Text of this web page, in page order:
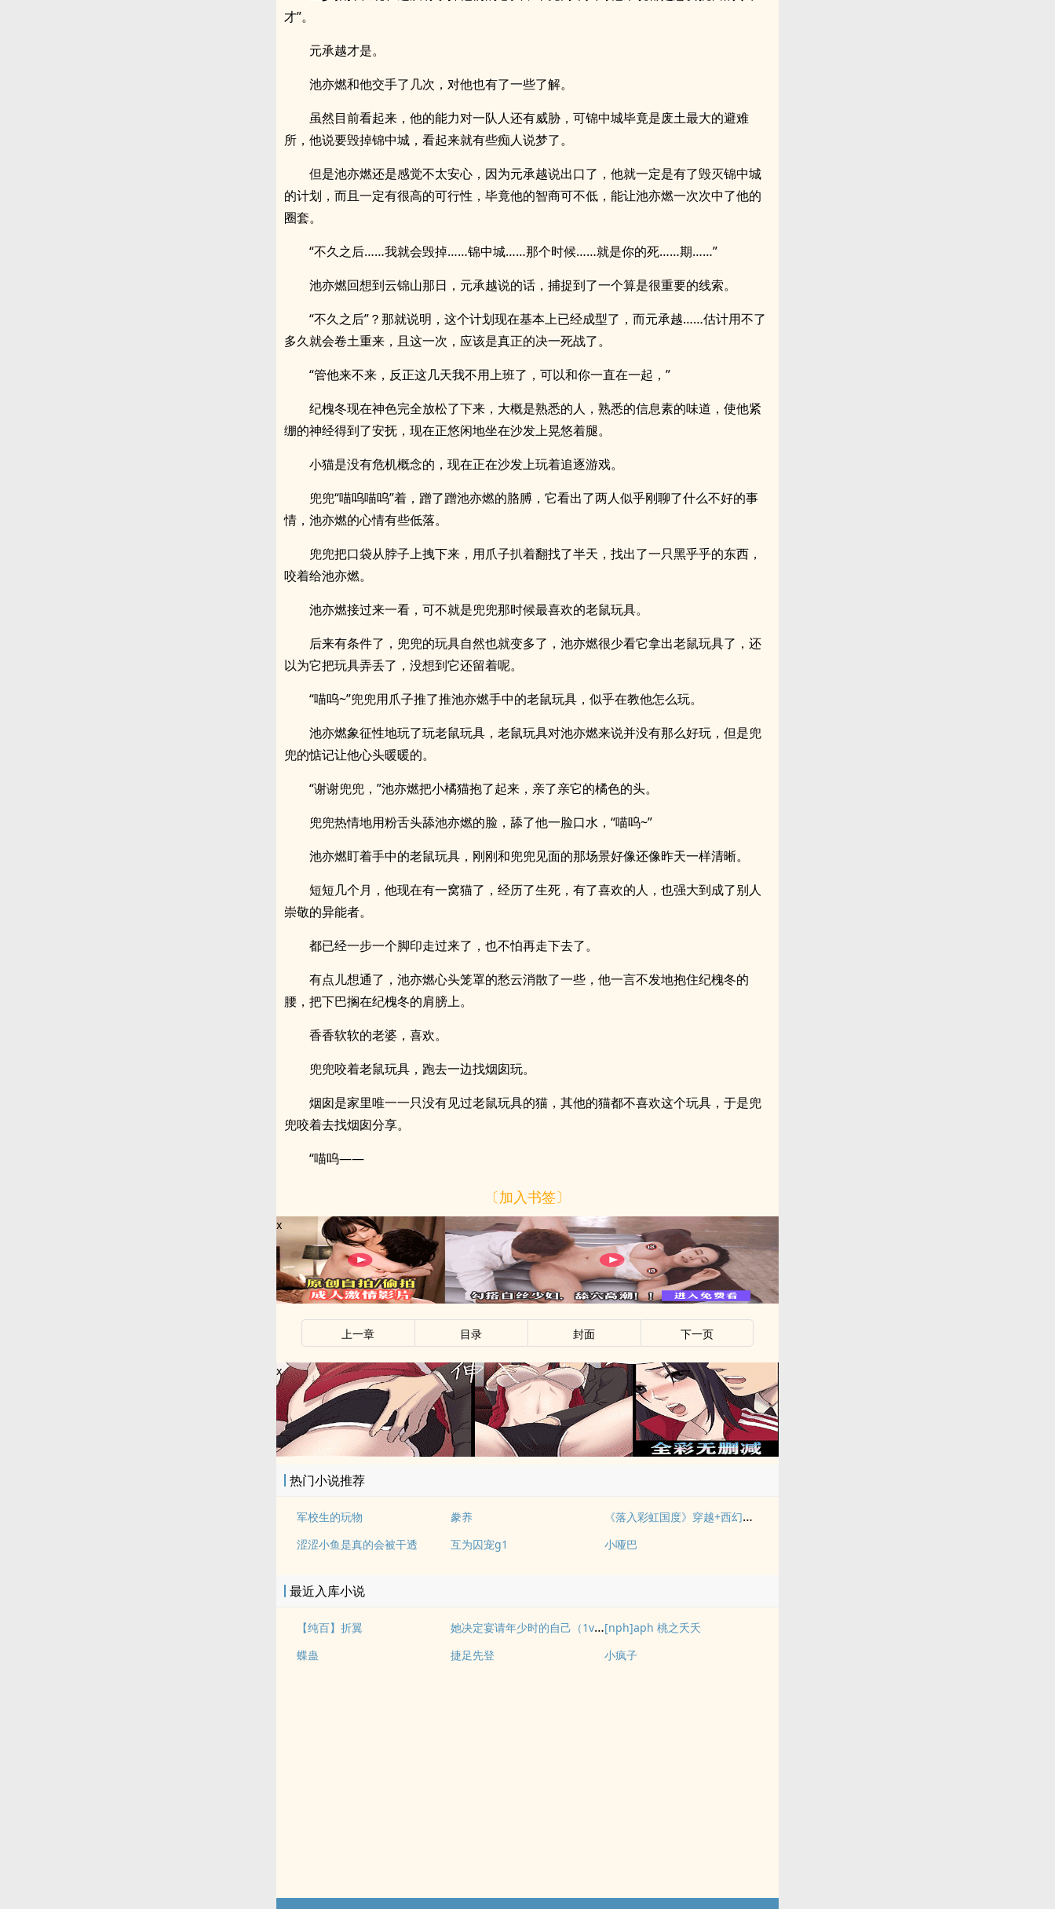
才”。
元承越才是。
池亦燃和他交手了几次，对他也有了一些了解。
虽然目前看起来，他的能力对一队人还有威胁，可锦中城毕竟是废土最大的避难
所，他说要毁掉锦中城，看起来就有些痴人说梦了。
但是池亦燃还是感觉不太安心，因为元承越说出口了，他就一定是有了毁灭锦中城
的计划，而且一定有很高的可行性，毕竟他的智商可不低，能让池亦燃一次次中了他的
圈套。
“不久之后……我就会毁掉……锦中城……那个时候……就是你的死……期……”
池亦燃回想到云锦山那日，元承越说的话，捕捉到了一个算是很重要的线索。
“不久之后”？那就说明，这个计划现在基本上已经成型了，而元承越……估计用不了
多久就会卷土重来，且这一次，应该是真正的决一死战了。
“管他来不来，反正这几天我不用上班了，可以和你一直在一起，”
纪槐冬现在神色完全放松了下来，大概是熟悉的人，熟悉的信息素的味道，使他紧
绷的神经得到了安抚，现在正悠闲地坐在沙发上晃悠着腿。
小猫是没有危机概念的，现在正在沙发上玩着追逐游戏。
兜兜“喵呜喵呜”着，蹭了蹭池亦燃的胳膊，它看出了两人似乎刚聊了什么不好的事
情，池亦燃的心情有些低落。
兜兜把口袋从脖子上拽下来，用爪子扒着翻找了半天，找出了一只黑乎乎的东西，
咬着给池亦燃。
池亦燃接过来一看，可不就是兜兜那时候最喜欢的老鼠玩具。
后来有条件了，兜兜的玩具自然也就变多了，池亦燃很少看它拿出老鼠玩具了，还
以为它把玩具弄丢了，没想到它还留着呢。
“喵呜~”兜兜用爪子推了推池亦燃手中的老鼠玩具，似乎在教他怎么玩。
池亦燃象征性地玩了玩老鼠玩具，老鼠玩具对池亦燃来说并没有那么好玩，但是兜
兜的惦记让他心头暖暖的。
“谢谢兜兜，”池亦燃把小橘猫抱了起来，亲了亲它的橘色的头。
兜兜热情地用粉舌头舔池亦燃的脸，舔了他一脸口水，“喵呜~”
池亦燃盯着手中的老鼠玩具，刚刚和兜兜见面的那场景好像还像昨天一样清晰。
短短几个月，他现在有一窝猫了，经历了生死，有了喜欢的人，也强大到成了别人
崇敬的异能者。
都已经一步一个脚印走过来了，也不怕再走下去了。
有点儿想通了，池亦燃心头笼罩的愁云消散了一些，他一言不发地抱住纪槐冬的
腰，把下巴搁在纪槐冬的肩膀上。
香香软软的老婆，喜欢。
兜兜咬着老鼠玩具，跑去一边找烟囱玩。
烟囱是家里唯一一只没有见过老鼠玩具的猫，其他的猫都不喜欢这个玩具，于是兜
兜咬着去找烟囱分享。
“喵呜——
〔加入书签〕
x
上一章 目录 封面 下一页
x
热门小说推荐
军校生的玩物 豢养 《落入彩虹国度》穿越+西幻+言情
涩涩小鱼是真的会被干透 互为囚宠g1 小哑巴
最近入库小说
【纯百】折翼 她决定宴请年少时的自己（1v1H）[nph]aph 桃之夭夭
蝶蛊
捷足先登 小疯子